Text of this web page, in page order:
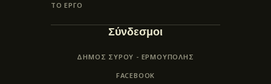
ΤΟ ΕΡΓΟ
Σύνδεσμοι
ΔΗΜΟΣ ΣΥΡΟΥ - ΕΡΜΟΎΠΟΛΗΣ
FACEBOOK